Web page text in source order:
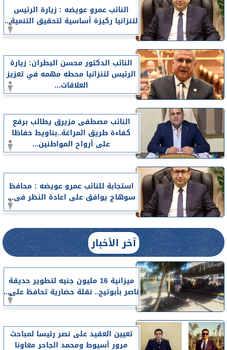
النائب عمرو عويضه : زيارة الرئيس
لتنزانيا ركيزة أساسية لتحقيق التنمية...
النائب الدكتور محسن البطران: زيارة
الرئيس لتنزانيا محطه مهمه في تعزيز
العلاقات...
النائب مصطفى مزيرق يطالب برفع
كفاءة طريق المراغة..بناويط حفاظا
على أرواح المواطنين...
استجابة للنائب عمرو عويضه : محافظ
سوهاج يوافق على اعادة النظر فى...
آخر الأخبار
ميزانية 16 مليون جنيه لتطوير حديقة
ناصر بأبوتيج.. نقلة حضارية تحافظ على...
تعيين العقيد على نصر رئيسا لمباحث
مرور أسيوط ومحمد الجاحر معاونا